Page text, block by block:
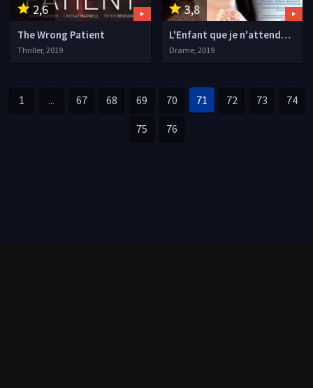
2,6
The Wrong Patient
Thriller, 2019
3,8
L'Enfant que je n'attendais pas
Drame, 2019
1 ... 67 68 69 70 71 72 73 74
75 76